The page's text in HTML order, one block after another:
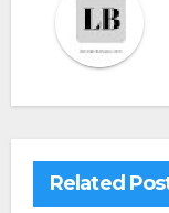
Related